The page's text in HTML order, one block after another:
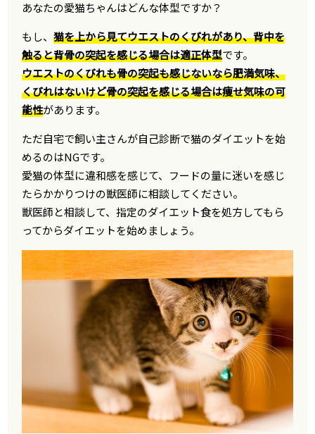
あなたの愛猫ちゃんはどんな体型ですか？
もし、猫を上から見てウエストのくびれがあり、背中を
触ると背骨の突起を感じる場合は適正体型です。
ウエストのくびれも骨の突起も感じないなら肥満気味、
くびれはないけど骨の突起を感じる場合は痩せ気味の可
能性があります。
ただ自宅で飼い主さんが自己診断で猫のダイエットを始
めるのはNGです。
愛猫の体型に違和感を感じて、フードの量に迷いを感じ
たらかかりつけの獣医師に相談してください。
獣医師と相談して、指定のダイエット食を処方してもら
ってからダイエットを始めましょう。